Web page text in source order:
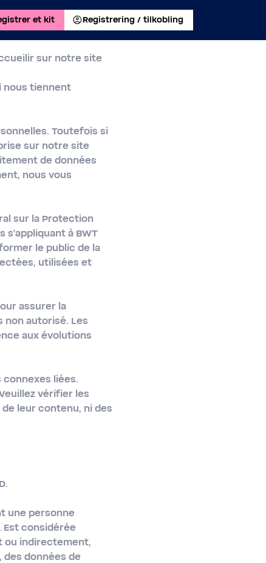
et kit Registrering / tilkobling
sur notre site
nous tiennent
Toutefois si
sur notre site
de données
nous vous
sur la Protection
s'appliquant à BWT
le public de la
utilisées et
assurer la
non autorisé. Les
aux évolutions
connexes liées.
vérifier les
leur contenu, ni des
une personne
Est considérée
ou indirectement,
données de